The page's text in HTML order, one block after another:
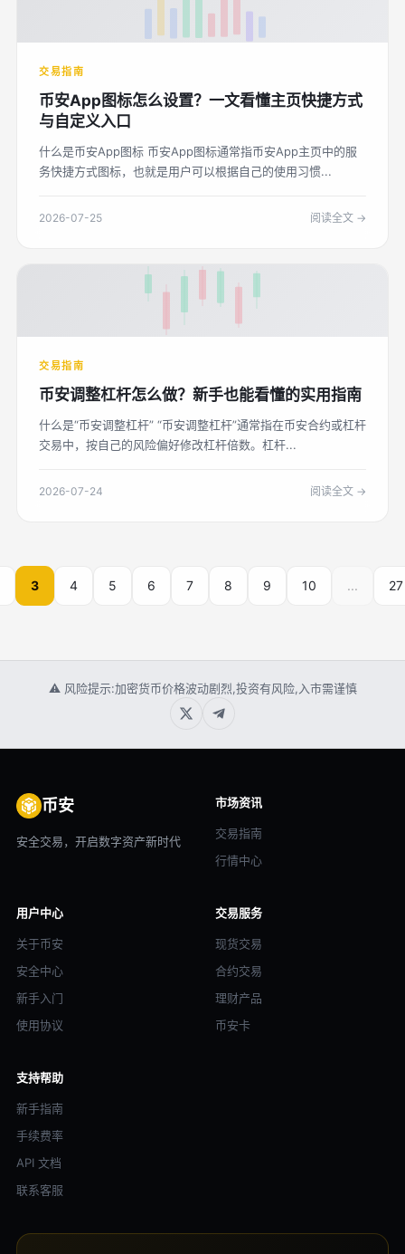
交易指南
币安App图标怎么设置？一文看懂主页快捷方式
与自定义入口
什么是币安App图标 币安App图标通常指币安App主页中的服
务快捷方式图标，也就是用户可以根据自己的使用习惯...
2026-07-25 阅读全文 →
交易指南
币安调整杠杆怎么做？新手也能看懂的实用指南
什么是“币安调整杠杆” “币安调整杠杆”通常指在币安合约或杠杆
交易中，按自己的风险偏好修改杠杆倍数。杠杆...
2026-07-24 阅读全文 →
3 4 5 6 7 8 9 10 ... 27
⚠ 风险提示:加密货币价格波动剧烈,投资有风险,入市需谨慎
币安
安全交易，开启数字资产新时代
市场资讯
交易指南
行情中心
用户中心
关于币安
安全中心
新手入门
使用协议
交易服务
现货交易
合约交易
理财产品
币安卡
支持帮助
新手指南
手续费率
API 文档
联系客服